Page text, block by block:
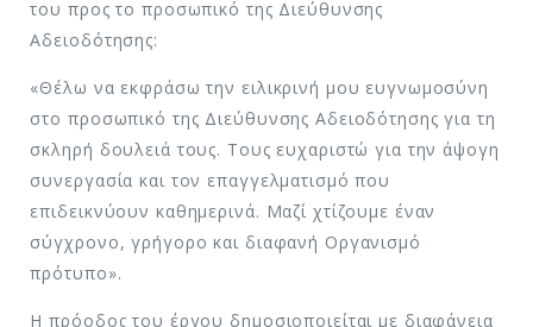
του προς το προσωπικό της Διεύθυνσης
Αδειοδότησης:
«Θέλω να εκφράσω την ειλικρινή μου ευγνωμοσύνη
στο προσωπικό της Διεύθυνσης Αδειοδότησης για τη
σκληρή δουλειά τους. Τους ευχαριστώ για την άψογη
συνεργασία και τον επαγγελματισμό που
επιδεικνύουν καθημερινά. Μαζί χτίζουμε έναν
σύγχρονο, γρήγορο και διαφανή Οργανισμό
πρότυπο».
Η πρόοδος του έργου δημοσιοποιείται με διαφάνεια